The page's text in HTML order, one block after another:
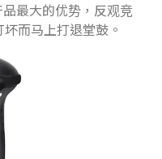
最大的优势，反观竞
而马上打退堂鼓。